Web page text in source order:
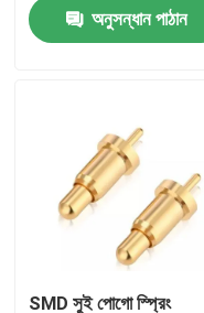
আমাদের সাথে যোগাযোগ করুন
সব ক্ষেত্রেই
স্প্রিং লোডেড POGO পিন
প্রোব পোগো পিন
অনুসন্ধান পাঠান
SMD সুই পোগো স্প্রিং